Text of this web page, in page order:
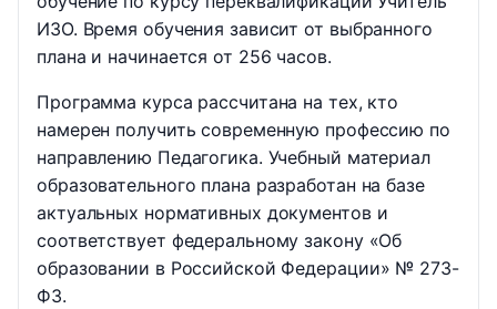
ИЗО. Время обучения зависит от выбранного
плана и начинается от 256 часов.
Программа курса рассчитана на тех, кто
намерен получить современную профессию по
направлению Педагогика. Учебный материал
образовательного плана разработан на базе
актуальных нормативных документов и
соответствует федеральному закону «Об
образовании в Российской Федерации» № 273-
ФЗ.